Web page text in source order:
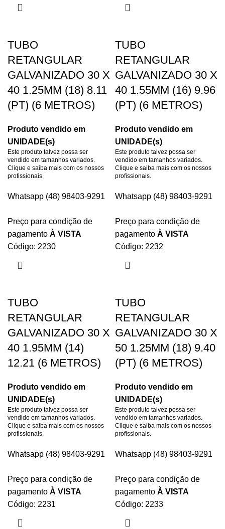
TUBO
RETANGULAR
GALVANIZADO 30 X
40 1.25MM (18) 8.11
(PT) (6 METROS)
Produto vendido em
UNIDADE(s)
Este produto talvez possa ser
vendido em tamanhos variados.
Clique e saiba mais com os nossos
profissionais.
Whatsapp (48) 98403-9291
Preço para condição de
pagamento À VISTA
Código: 2230
TUBO
RETANGULAR
GALVANIZADO 30 X
40 1.55MM (16) 9.96
(PT) (6 METROS)
Produto vendido em
UNIDADE(s)
Este produto talvez possa ser
vendido em tamanhos variados.
Clique e saiba mais com os nossos
profissionais.
Whatsapp (48) 98403-9291
Preço para condição de
pagamento À VISTA
Código: 2232
TUBO
RETANGULAR
GALVANIZADO 30 X
40 1.95MM (14)
12.21 (6 METROS)
Produto vendido em
UNIDADE(s)
Este produto talvez possa ser
vendido em tamanhos variados.
Clique e saiba mais com os nossos
profissionais.
Whatsapp (48) 98403-9291
Preço para condição de
pagamento À VISTA
Código: 2231
TUBO
RETANGULAR
GALVANIZADO 30 X
50 1.25MM (18) 9.40
(PT) (6 METROS)
Produto vendido em
UNIDADE(s)
Este produto talvez possa ser
vendido em tamanhos variados.
Clique e saiba mais com os nossos
profissionais.
Whatsapp (48) 98403-9291
Preço para condição de
pagamento À VISTA
Código: 2233